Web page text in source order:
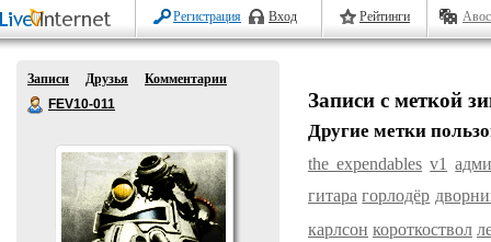
Регистрация Вход Рейтинги
Записи Друзья
Комментарии
FEV10-011
Записи с меткой
Другие метки
the expendables v1
гитара горлодёр
карлсон короткоствол